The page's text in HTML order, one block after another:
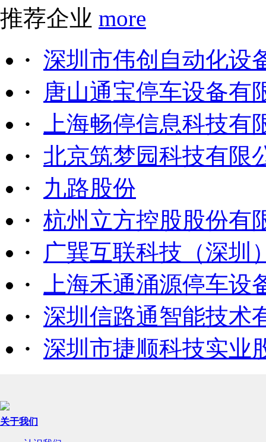
推荐企业 more
· 深圳市伟创自动化设
·
唐山通宝停车设备有
·
上海畅停信息科技有
· 北京筑梦园科技有限
·
九路股份
· 杭州立方控股股份有
·
广巽互联科技（深圳
·
上海禾通涌源停车设
· 深圳信路通智能技术
· 深圳市捷顺科技实业
关于我们